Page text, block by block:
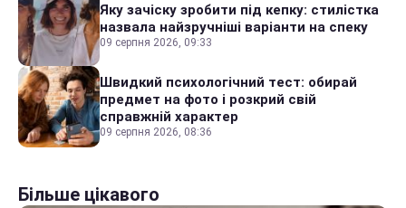
Яку зачіску зробити під кепку: стилістка
назвала найзручніші варіанти на спеку
09 серпня 2026, 09:33
Швидкий психологічний тест: обирай
предмет на фото і розкрий свій
справжній характер
09 серпня 2026, 08:36
Більше цікавого